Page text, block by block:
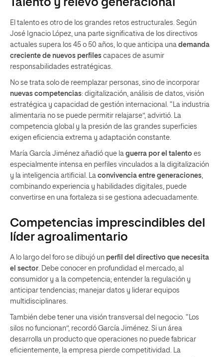
El talento es otro de los grandes retos estructurales. Según
José Ignacio López, una parte significativa de los directivos
actuales supera los 45 o 50 años, lo que anticipa una demanda
creciente de nuevos perfiles capaces de asumir
responsabilidades estratégicas.
No se trata solo de reemplazar personas, sino de incorporar
nuevas competencias: digitalización, análisis de datos, visión
estratégica y capacidad de gestión internacional. “La industria
alimentaria no se puede permitir relajarse”, advirtió. La
competencia global y la presión de las grandes superficies
exigen eficiencia extrema y adaptación constante.
María García Jiménez añadió que la guerra por el talento es
especialmente intensa en perfiles vinculados a la digitalización
y la inteligencia artificial. La convivencia entre generaciones
combinando experiencia y habilidades digitales, puede
convertirse en una fortaleza si se gestiona adecuadamente.
Competencias imprescindibles del
líder agroalimentario
A lo largo del foro se dibujó un perfil del directivo que necesita
el sector . Debe conocer en profundidad el mercado, al
consumidor y a la competencia; entender la regulación y
anticipar tendencias; manejar datos y liderar equipos
multidisciplinares.
También debe tener una visión transversal del negocio. “Los
silos no funcionan”, recordó García Jiménez. Si un área
desarrolla un producto que operaciones no puede fabricar
eficientemente, la empresa pierde competitividad. La